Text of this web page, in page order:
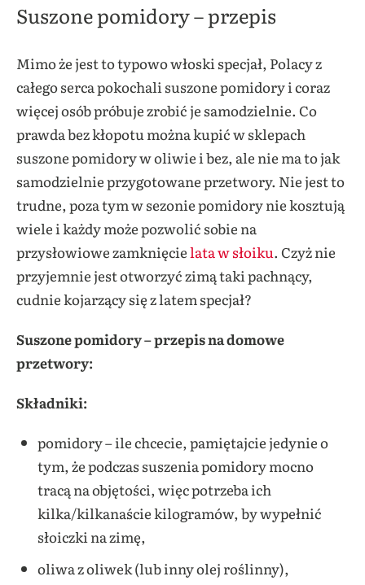
Suszone pomidory – przepis
Mimo że jest to typowo włoski specjał, Polacy z
całego serca pokochali suszone pomidory i coraz
więcej osób próbuje zrobić je samodzielnie. Co
prawda bez kłopotu można kupić w sklepach
suszone pomidory w oliwie i bez, ale nie ma to jak
samodzielnie przygotowane przetwory. Nie jest to
trudne, poza tym w sezonie pomidory nie kosztują
wiele i każdy może pozwolić sobie na
przysłowiowe zamknięcielata w słoiku. Czyż nie
przyjemnie jest otworzyć zimą taki pachnący,
cudnie kojarzący się z latem specjał?
Suszone pomidory – przepis na domowe
przetwory:
Składniki:
pomidory – ile chcecie, pamiętajcie jedynie o
tym, że podczas suszenia pomidory mocno
tracą na objętości, więc potrzeba ich
kilka/kilkanaście kilogramów, by wypełnić
słoiczki na zimę,
oliwa z oliwek (lub inny olej roślinny),